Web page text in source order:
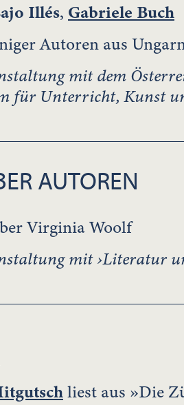
Illés, Gabriele Buch
Autoren aus
mit dem
für Unterricht, Kunst
AUTOREN
Virginia Woolf
mit ›Literatur
liest aus »Die